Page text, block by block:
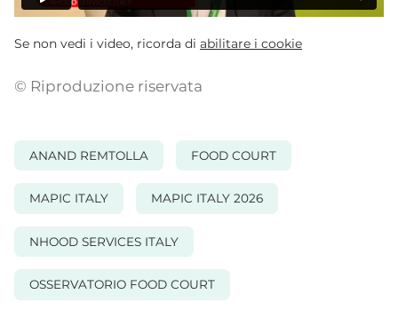
Se non vedi i video, ricorda di abilitare i cookie
© Riproduzione riservata
ANAND REMTOLLA FOOD COURT
MAPIC ITALY MAPIC ITALY 2026
NHOOD SERVICES ITALY
OSSERVATORIO FOOD COURT